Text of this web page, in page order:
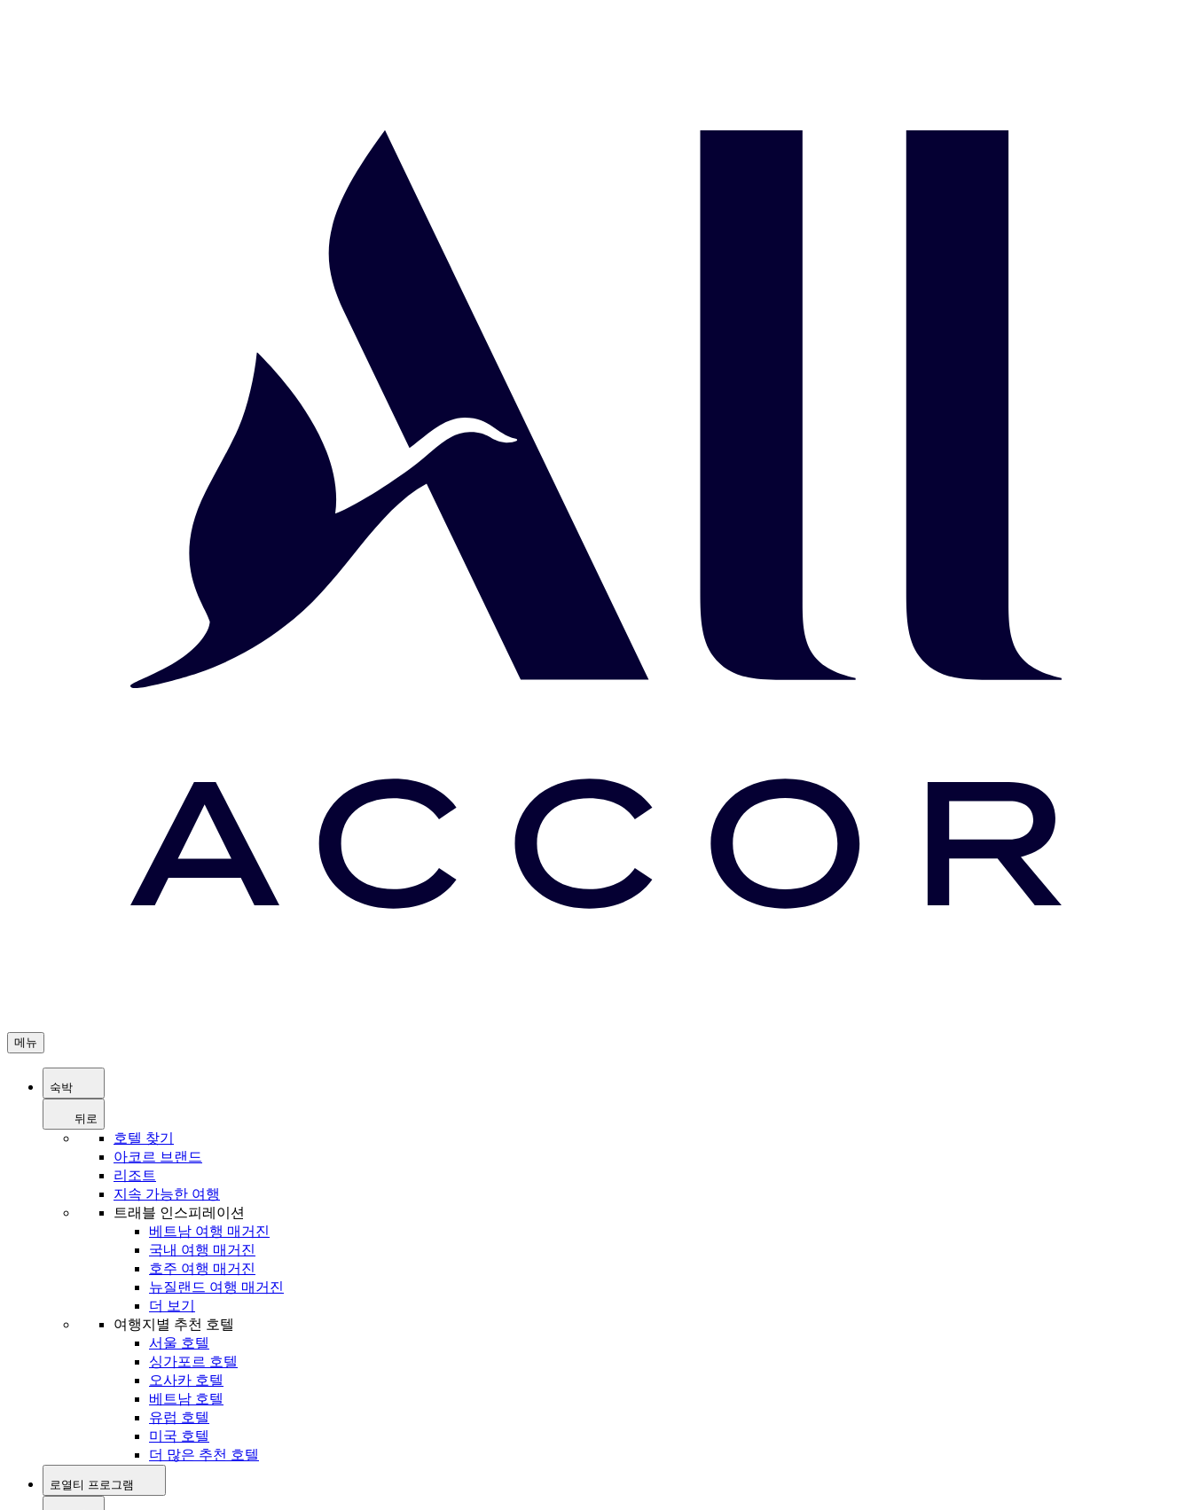
메뉴
숙박
뒤로
호텔 찾기
아코르 브랜드
리조트
지속 가능한 여행
트래블 인스피레이션
베트남 여행 매거진
국내 여행 매거진
호주 여행 매거진
뉴질랜드 여행 매거진
더 보기
여행지별 추천 호텔
서울 호텔
싱가포르 호텔
오사카 호텔
베트남 호텔
유럽 호텔
미국 호텔
더 많은 추천 호텔
로열티 프로그램